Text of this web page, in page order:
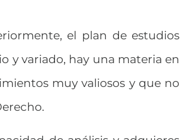
el plan de estudios
y variado, hay una materia en
muy valiosos y que no